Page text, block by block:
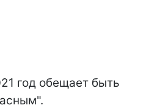
год обещает быть